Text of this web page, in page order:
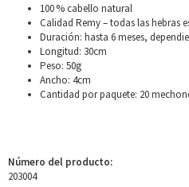
100 % cabello natural
Calidad Remy – todas las hebras
Duración: hasta 6 meses,
Longitud: 30cm
Peso: 50g
Ancho: 4cm
Cantidad por paquete: 20
Número del producto:
203004